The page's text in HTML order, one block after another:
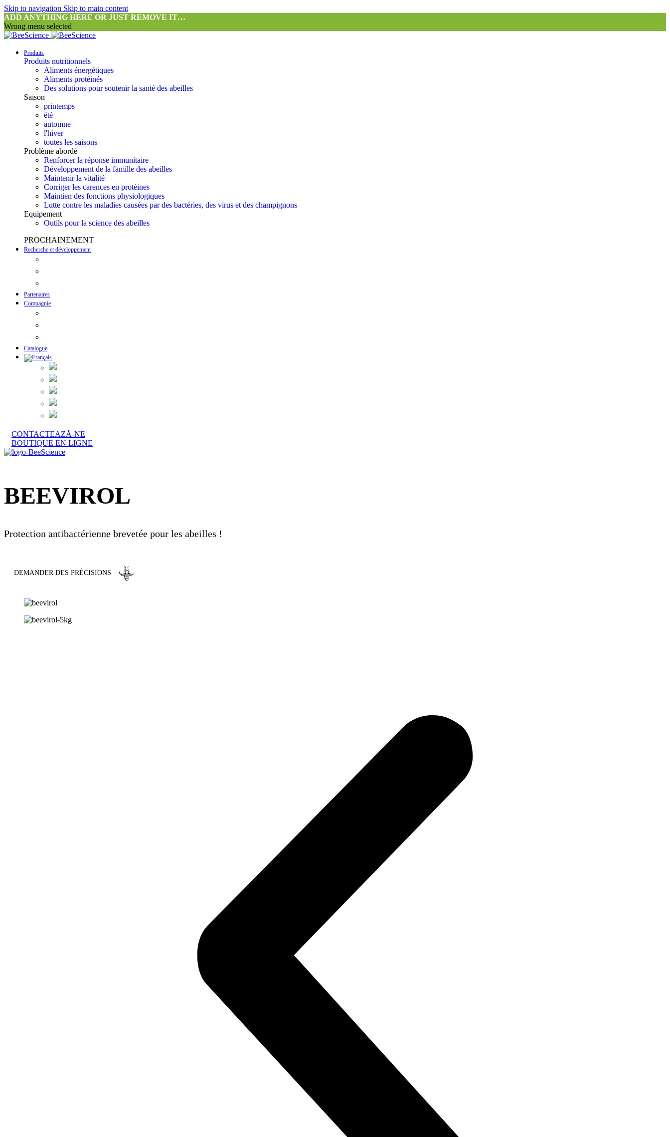
Skip to navigation Skip to main content
ADD ANYTHING HERE OR JUST REMOVE IT…
Wrong menu selected
Produits
Produits nutritionnels
Aliments énergétiques
Aliments protéinés
Des solutions pour soutenir la santé des abeilles
Saison
printemps
été
automne
l'hiver
toutes les saisons
Problème abordé
Renforcer la réponse immunitaire
Développement de la famille des abeilles
Maintenir la vitalité
Corriger les carences en protéines
Maintien des fonctions physiologiques
Lutte contre les maladies causées par des bactéries, des virus et des champignons
Equipement
Outils pour la science des abeilles
PROCHAINEMENT
Recherche et développement
Partenaires
Compagnie
Catalogue
CONTACTEAZĂ-NE
BOUTIQUE EN LIGNE
BEEVIROL
Protection antibactérienne brevetée pour les abeilles !
DEMANDER DES PRÉCISIONS